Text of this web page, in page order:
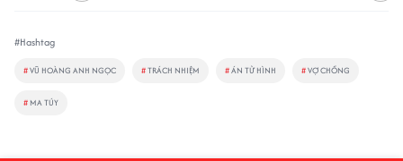
#Hashtag
#VŨ HOÀNG ANH NGỌC #TRÁCH NHIỆM #ÁN TỬ HÌNH #VỢ CHỒNG
# MA TÚY